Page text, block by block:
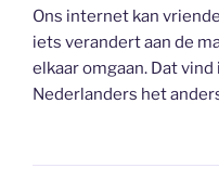
Ons internet kan
iets verandert aan de
elkaar omgaan. Dat
Nederlanders het